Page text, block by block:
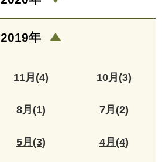
2019年
11月(4) 10月(3)
8月(1) 7月(2)
5月(3) 4月(4)